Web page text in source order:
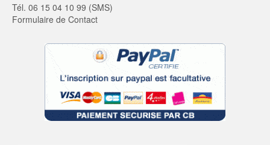
Tél. 06 15 04 10 99 (SMS)
Formulaire de Contact